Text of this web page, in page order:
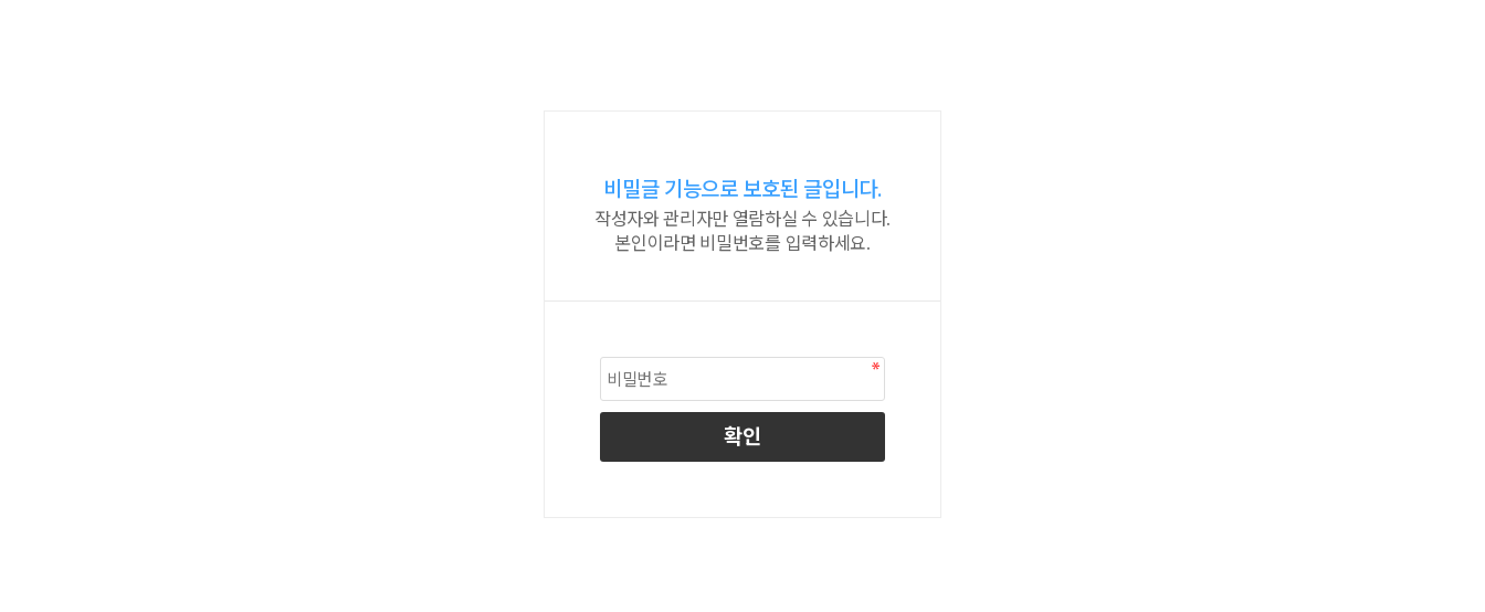
비밀글 기능으로 보호된 글입니다.
작성자와 관리자만 열람하실 수 있습니다.
본인이라면 비밀번호를 입력하세요.